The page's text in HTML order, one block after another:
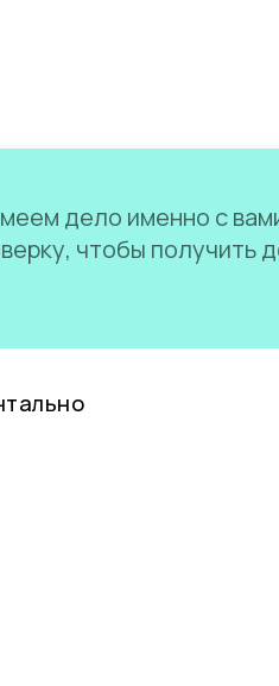
дело именно с
чтобы получить